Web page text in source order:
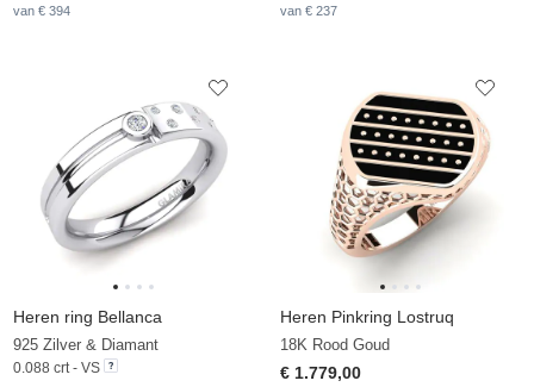
van € 394 van € 237
Heren ring Bellanca
925 Zilver & Diamant
0.088 crt - VS
Heren Pinkring Lostruq
18K Rood Goud
€ 1.779,00